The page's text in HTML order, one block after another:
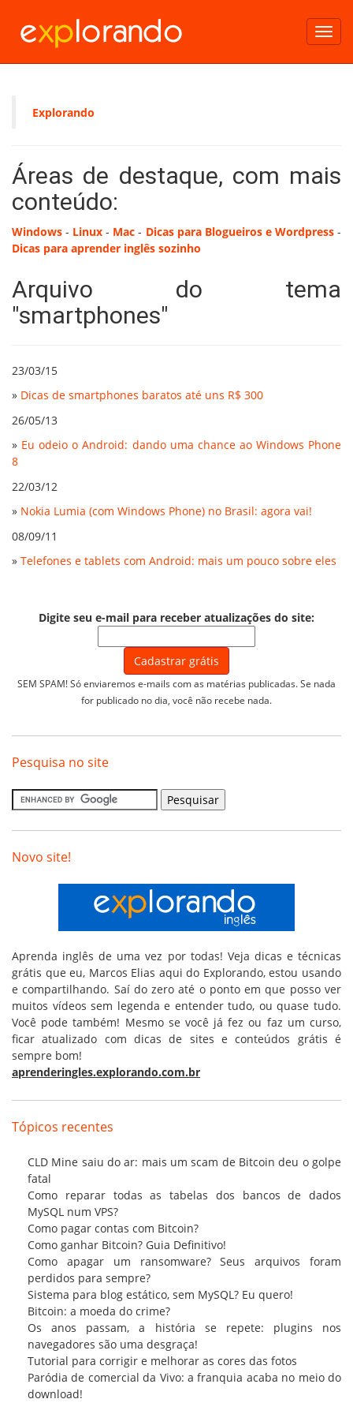
Explorando
Áreas de destaque, com mais
conteúdo:
Windows - Linux - Mac - Dicas para Blogueiros e Wordpress-
Dicas para aprender inglês sozinho
Arquivo do tema
"smartphones"
23/03/15
» Dicas de smartphones baratos até uns R$ 300
26/05/13
» Eu odeio o Android: dando uma chance ao Windows Phone
8
22/03/12
» Nokia Lumia (com Windows Phone) no Brasil: agora vai!
08/09/11
» Telefones e tablets com Android: mais um pouco sobre eles
Digite seu e-mail para receber atualizações do site:
SEM SPAM! Só enviaremos e-mails com as matérias publicadas. Se nada
for publicado no dia, você não recebe nada.
Pesquisa no site
Novo site!
Aprenda inglês de uma vez por todas! Veja dicas e técnicas
grátis que eu, Marcos Elias aqui do Explorando, estou usando
e compartilhando. Saí do zero até o ponto em que posso ver
muitos vídeos sem legenda e entender tudo, ou quase tudo.
Você pode também! Mesmo se você já fez ou faz um curso,
ficar atualizado com dicas de sites e conteúdos grátis é
sempre bom!
aprenderingles.explorando.com.br
Tópicos recentes
CLD Mine saiu do ar: mais um scam de Bitcoin deu o golpe
fatal
Como reparar todas as tabelas dos bancos de dados
MySQL num VPS?
Como pagar contas com Bitcoin?
Como ganhar Bitcoin? Guia Definitivo!
Como apagar um ransomware? Seus arquivos foram
perdidos para sempre?
Sistema para blog estático, sem MySQL? Eu quero!
Bitcoin: a moeda do crime?
Os anos passam, a história se repete: plugins nos
navegadores são uma desgraça!
Tutorial para corrigir e melhorar as cores das fotos
Paródia de comercial da Vivo: a franquia acaba no meio do
download!